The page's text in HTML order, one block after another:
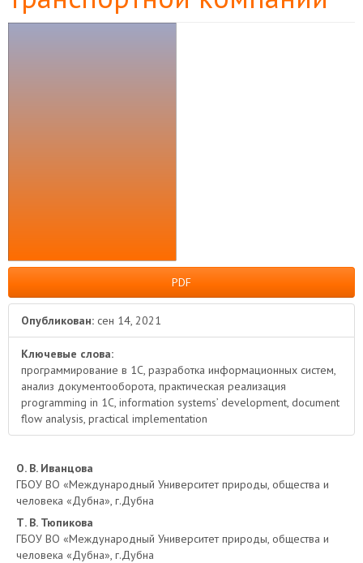
PDF
Опубликован: сен 14, 2021
Ключевые слова:
программирование в 1С, разработка информационных систем,
анализ документооборота, практическая реализация
programming in 1С, information systems’ development, document
flow analysis, practical implementation
Основное
содержимое
статьи
О. В. Иванцова
ГБОУ ВО «Международный Университет природы, общества и
человека «Дубна», г.Дубна
Т. В. Тюпикова
ГБОУ ВО «Международный Университет природы, общества и
человека «Дубна», г.Дубна